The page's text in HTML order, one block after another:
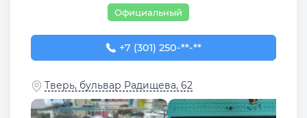
Официальный
+7 (301) 250-00-32
+7 (301) 250-**-**
Тверь, бульвар Радищева, 62